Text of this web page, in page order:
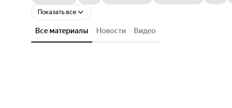
Показать все
Все материалы Новости Видео